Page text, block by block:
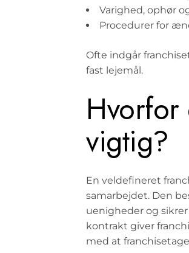
Varighed, ophør
Procedurer for
Ofte indgår
fast lejemål.
Hvorfor
vigtig?
En veldefineret
samarbejdet. Den
uenigheder og
kontrakt giver
med at